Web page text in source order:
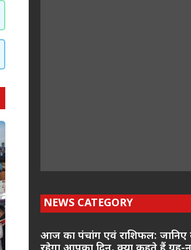
NEWS CATEGORY
आज का पंचांग एवं राशिफल: जानिए